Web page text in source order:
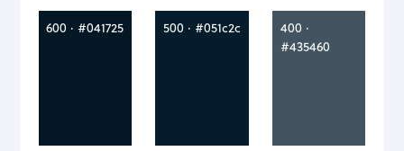
600 · #041725 500 · #051c2c
400 ·
#435460